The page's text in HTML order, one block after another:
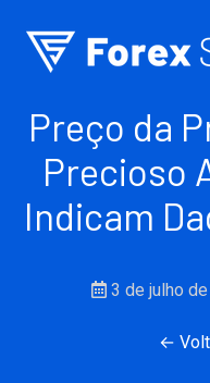
Preço da
Precioso
Indicam
3 de julho
←